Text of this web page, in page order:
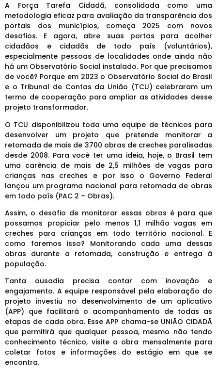
A Força Tarefa Cidadã, consolidada como uma
metodologia eficaz para avaliação da transparência dos
portais dos municípios, começa 2025 com novos
desafios. E agora, abre suas portas para acolher
cidadãos e cidadãs de todo país (voluntários),
especialmente pessoas de localidades onde ainda não
há um Observatório Social instalado. Por que precisamos
de você? Porque em 2023 o Observatório Social do Brasil
e o Tribunal de Contas da União (TCU) celebraram um
termo de cooperação para ampliar as atividades desse
projeto transformador.
O TCU disponibilizou toda uma equipe de técnicos para
desenvolver um projeto que pretende monitorar a
retomada de mais de 3700 obras de creches paralisadas
desde 2008. Para você ter uma ideia, hoje, o Brasil tem
uma carência de mais de 2,5 milhões de vagas para
crianças nas creches e por isso o Governo Federal
lançou um programa nacional para retomada de obras
em todo país (PAC 2 – Obras).
Assim, o desafio de monitorar essas obras é para que
possamos propiciar pelo menos 1,1 milhão vagas em
creches para crianças em todo território nacional. E
como faremos isso? Monitorando cada uma dessas
obras durante a retomada, construção e entrega à
população.
Tanta ousadia precisa contar com inovação e
engajamento. A equipe responsável pela elaboração do
projeto investiu no desenvolvimento de um aplicativo
(APP) que facilitará o acompanhamento de todas as
etapas de cada obra. Esse APP chama-se UNIÃO CIDADÃ
que permitirá que qualquer pessoa, mesmo não tendo
conhecimento técnico, visite a obra mensalmente para
coletar fotos e informações do estágio em que se
encontra.